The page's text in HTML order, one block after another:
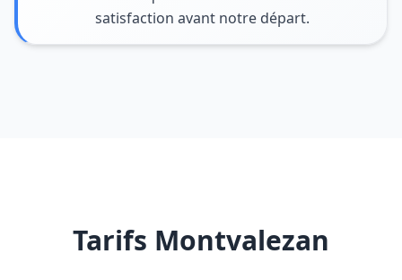
satisfaction avant notre départ.
Tarifs Montvalezan